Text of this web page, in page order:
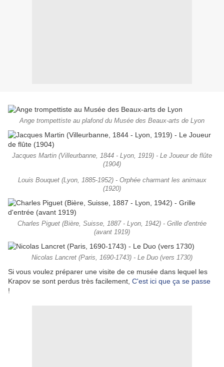
Ange trompettiste au plafond du Musée des Beaux-arts de Lyon
Jacques Martin (Villeurbanne, 1844 - Lyon, 1919) - Le Joueur de flûte
(1904)
Louis Bouquet (Lyon, 1885-1952) - Orphée charmant les animaux
(1920)
Charles Piguet (Bière, Suisse, 1887 - Lyon, 1942) - Grille d'entrée
(avant 1919)
Nicolas Lancret (Paris, 1690-1743) - Le Duo (vers 1730)
Si vous voulez préparer une visite de ce musée dans lequel les
Krapov se sont perdus très facilement, C'est ici que ça se passe
!